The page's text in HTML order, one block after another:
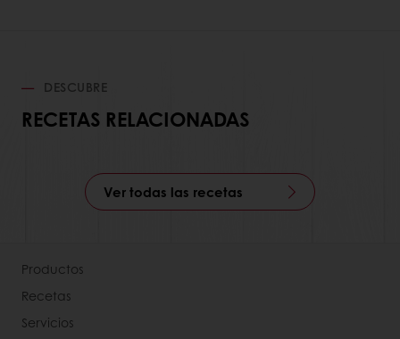
DESCUBRE
RECETAS RELACIONADAS
Ver todas las recetas
Productos
Recetas
Servicios